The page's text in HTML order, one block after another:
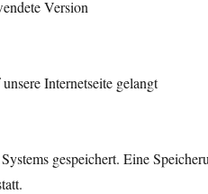
Version
Internetseite gelangt
gespeichert. Eine